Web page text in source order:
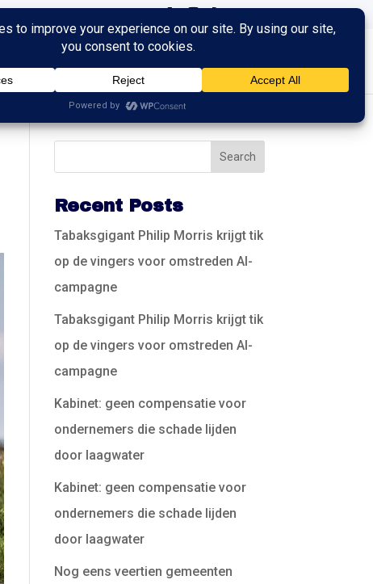
Recent Posts
Tabaksgigant Philip Morris krijgt tik
op de vingers voor omstreden AI-
campagne
Tabaksgigant Philip Morris krijgt tik
op de vingers voor omstreden AI-
campagne
Kabinet: geen compensatie voor
ondernemers die schade lijden
door laagwater
Kabinet: geen compensatie voor
ondernemers die schade lijden
door laagwater
Nog eens veertien gemeenten